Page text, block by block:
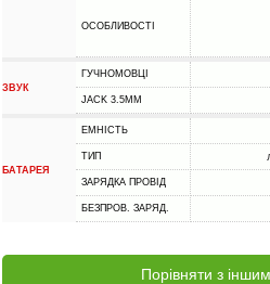
ОСОБЛИВОСТІ
ЗВУК
ГУЧНОМОВЦІ
JACK 3.5MM
БАТАРЕЯ
ЕМНІСТЬ
ТИП
ЗАРЯДКА ПРОВІД
БЕЗПРОВ. ЗАРЯД.
Порівняти з